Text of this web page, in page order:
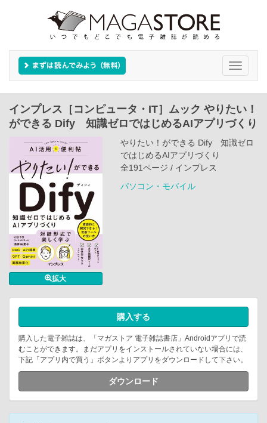
Toggle
インプレス［コンピュータ・IT］ムック やりたい！
ができる Dify 知識ゼロではじめるAIアプリづくり
拡大
やりたい！ができる Dify 知識ゼロ
ではじめるAIアプリづくり
全191ページ / インプレス
パソコン・モバイル
購入する
購入した電子雑誌は、「マガストア 電子雑誌書店」Androidアプリで読
むことができます。まだアプリをインストールされていない場合には、
下記「アプリ内で買う」ボタンよりアプリをダウンロードして下さい。
ダウンロード